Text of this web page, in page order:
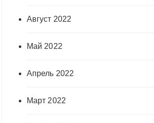
Август 2022
Май 2022
Апрель 2022
Март 2022